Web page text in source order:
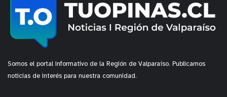
Somos el portal informativo de la Región de Valparaíso. Publicamos
noticias de interés para nuestra comunidad.